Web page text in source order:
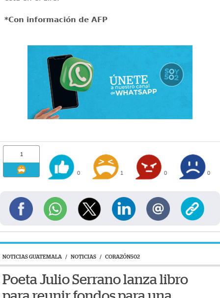
*Con información de AFP
1
0 1 0 0
NOTICIAS GUATEMALA / NOTICIAS / CORAZÓN502
Poeta Julio Serrano lanza libro